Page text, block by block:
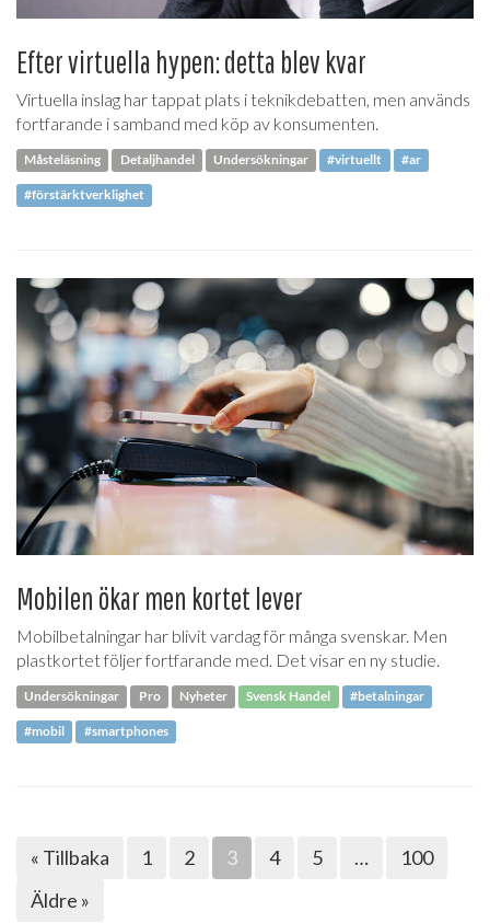
Efter virtuella hypen: detta blev kvar
Virtuella inslag har tappat plats i teknikdebatten, men används
fortfarande i samband med köp av konsumenten.
Måsteläsning Detaljhandel Undersökningar #virtuellt #ar
#förstärktverklighet
Mobilen ökar men kortet lever
Mobilbetalningar har blivit vardag för många svenskar. Men
plastkortet följer fortfarande med. Det visar en ny studie.
Undersökningar Pro Nyheter Svensk Handel #betalningar
#mobil #smartphones
« Tillbaka 1 2 3 4 5 …
100
Äldre »